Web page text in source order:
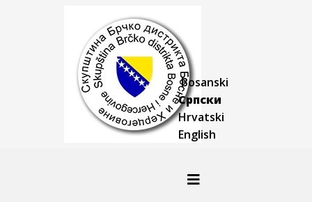
Bosanski
Српски
Hrvatski
English